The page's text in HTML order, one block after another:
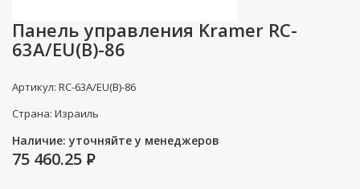
Панель управления Kramer RC-
63A/EU(B)-86
Артикул: RC-63A/EU(B)-86
Страна: Израиль
Наличие: уточняйте у менеджеров
75 460.25 P